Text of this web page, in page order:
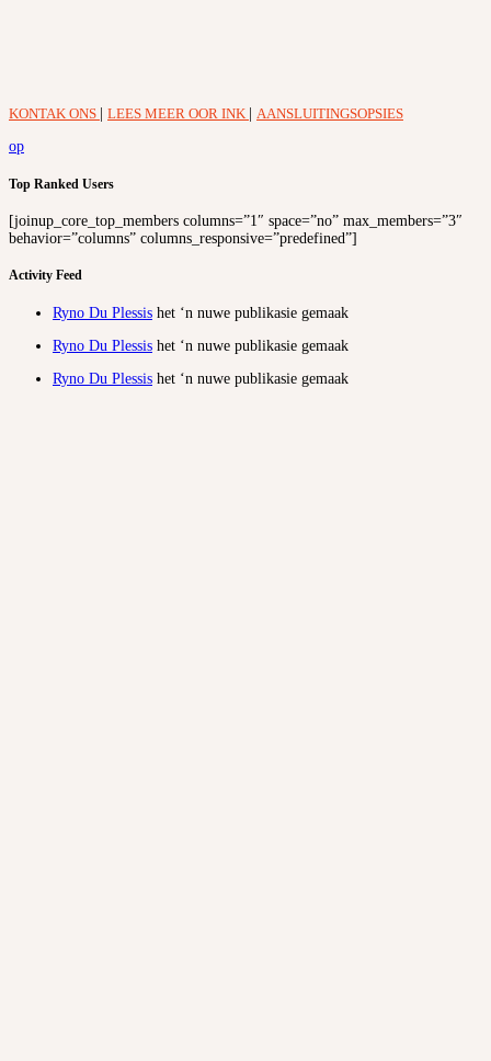
KONTAK ONS LEES MEER OOR INK
AANSLUITINGSOPSIES
op
Top Ranked Users
[joinup_core_top_members columns=”1″ space=”no” max_members=”3″
behavior=”columns” columns_responsive=”predefined”]
Activity Feed
Ryno Du Plessis het ‘n nuwe publikasie gemaak
Ryno Du Plessis het ‘n nuwe publikasie gemaak
Ryno Du Plessis het ‘n nuwe publikasie gemaak